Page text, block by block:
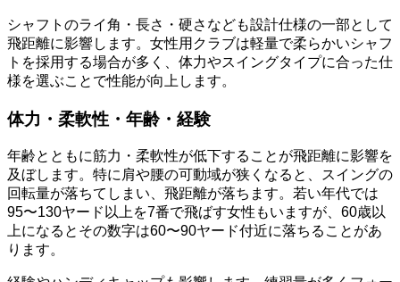
シャフトのライ角・長さ・硬さなども設計仕様の一部として
飛距離に影響します。女性用クラブは軽量で柔らかいシャフ
トを採用する場合が多く、体力やスイングタイプに合った仕
様を選ぶことで性能が向上します。
体力・柔軟性・年齢・経験
年齢とともに筋力・柔軟性が低下することが飛距離に影響を
及ぼします。特に肩や腰の可動域が狭くなると、スイングの
回転量が落ちてしまい、飛距離が落ちます。若い年代では
95〜130ヤード以上を7番で飛ばす女性もいますが、60歳以
上になるとその数字は60〜90ヤード付近に落ちることがあ
ります。